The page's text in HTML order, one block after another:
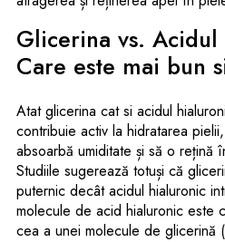
Glicerina vs.
Care este mai bun
Atat glicerina cat si acidul
contribuie activ la hidratarea
absoarbă umiditate și să o rețină
Studiile sugerează totuși că
puternic decât acidul hialuronic
molecule de acid hialuronic este
cea a unei molecule de glicerină